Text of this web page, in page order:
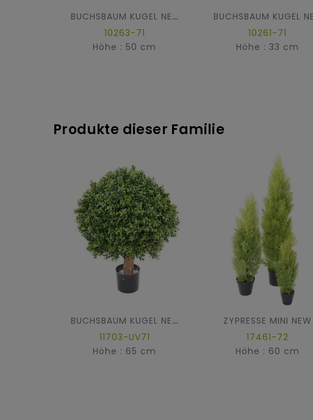
BUCHSBAUM KUGEL NEW
10263-71
Höhe : 50 cm
10261-71
Höhe : 33 cm
Produkte dieser Familie
BUCHSBAUM KUGEL NEW REGULAR UV
11703-UV71
Höhe : 65 cm
ZYPRESSE MINI NEW
17461-72
Höhe : 60 cm